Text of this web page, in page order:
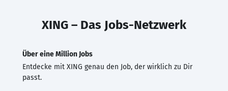
XING – Das Jobs-Netzwerk
Über eine Million Jobs
Entdecke mit XING genau den Job, der wirklich zu Dir
passt.